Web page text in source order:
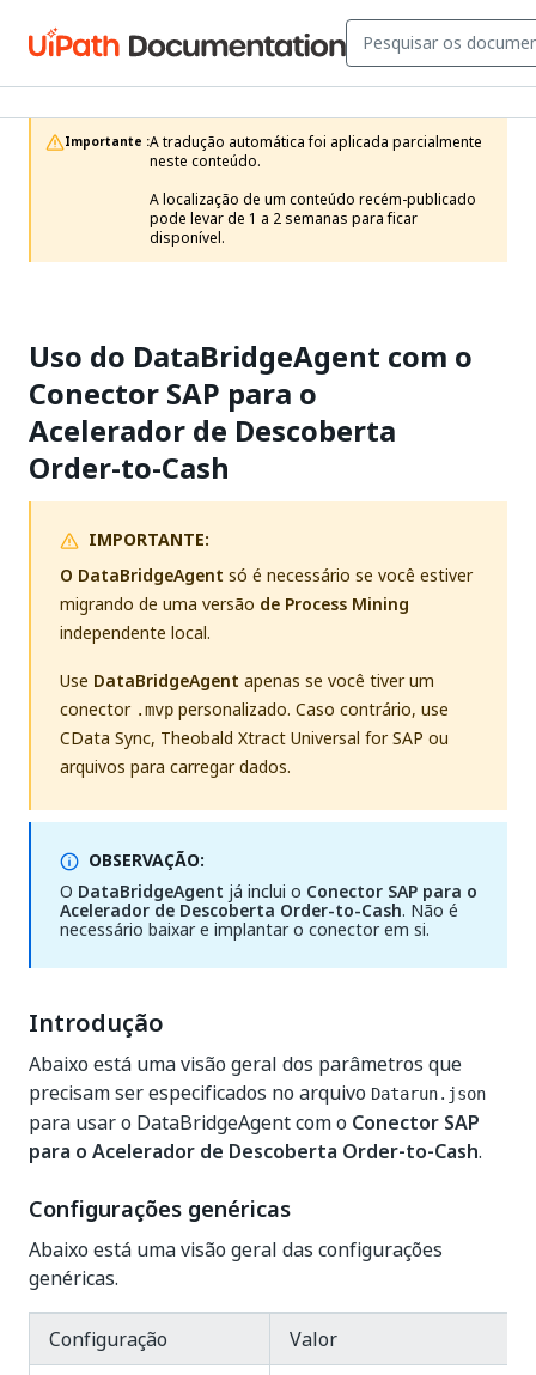
Importante :A tradução automática foi aplicada parcialmente
neste conteúdo.
A localização de um conteúdo recém-publicado
pode levar de 1 a 2 semanas para ficar
disponível.
Uso do DataBridgeAgent com o
Conector SAP para o
Acelerador de Descoberta
Order-to-Cash
IMPORTANTE:
O DataBridgeAgent só é necessário se você estiver
migrando de uma versão de Process Mining
independente local.
Use DataBridgeAgent apenas se você tiver um
conector .mvp personalizado. Caso contrário, use
CData Sync, Theobald Xtract Universal for SAP ou
arquivos para carregar dados.
OBSERVAÇÃO:
O DataBridgeAgent já inclui o Conector SAP para o
Acelerador de Descoberta Order-to-Cash. Não é
necessário baixar e implantar o conector em si.
Introdução
Abaixo está uma visão geral dos parâmetros que
precisam ser especificados no arquivo Datarun.json
para usar o DataBridgeAgent com o Conector SAP
para o Acelerador de Descoberta Order-to-Cash.
Configurações genéricas
Abaixo está uma visão geral das configurações
genéricas.
Configuração
Valor